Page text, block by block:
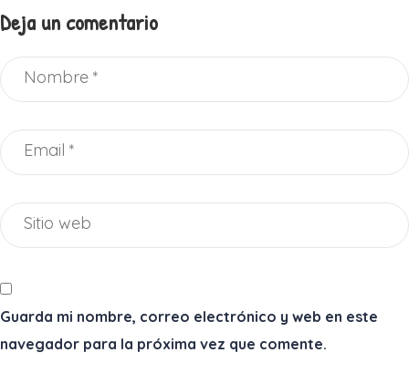
Deja un comentario
Guarda mi nombre, correo electrónico y web en este
navegador para la próxima vez que comente.